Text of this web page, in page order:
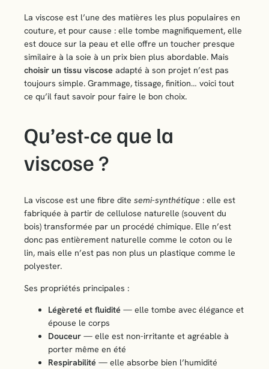
La viscose est l’une des matières les plus populaires en
couture, et pour cause : elle tombe magnifiquement, elle
est douce sur la peau et elle offre un toucher presque
similaire à la soie à un prix bien plus abordable. Mais
choisir un tissu viscose adapté à son projet n’est pas
toujours simple. Grammage, tissage, finition… voici tout
ce qu’il faut savoir pour faire le bon choix.
Qu’est-ce que la
viscose ?
La viscose est une fibre dite semi-synthétique : elle est
fabriquée à partir de cellulose naturelle (souvent du
bois) transformée par un procédé chimique. Elle n’est
donc pas entièrement naturelle comme le coton ou le
lin, mais elle n’est pas non plus un plastique comme le
polyester.
Ses propriétés principales :
Légèreté et fluidité — elle tombe avec élégance et
épouse le corps
Douceur — elle est non-irritante et agréable à
porter même en été
Respirabilité — elle absorbe bien l’humidité